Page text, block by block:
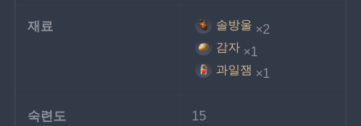
재료 솔방울 ×2
감자 ×1
과일잼 ×1
숙련도 15